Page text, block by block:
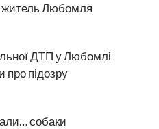
житель Любомля
ДТП у Любомлі
про підозру
собаки